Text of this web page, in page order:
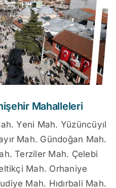
Mahalleleri
Yeni Mah. Yüzüncüyıl
Mah. Gündoğan Mah.
Terziler Mah. Çelebi
Mah. Orhaniye
Mah. Hıdırbali Mah.